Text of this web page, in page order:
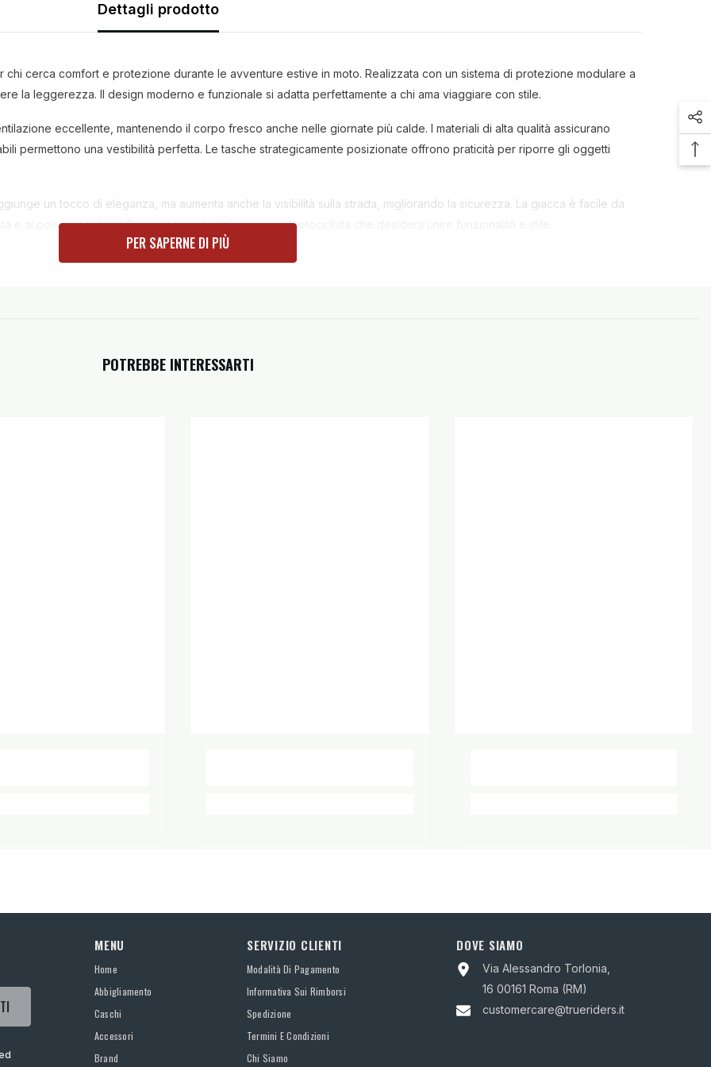
Dettagli prodotto
chi cerca comfort e protezione durante le avventure estive in moto. Realizzata con un sistema di protezione modulare a
la leggerezza. Il design moderno e funzionale si adatta perfettamente a chi ama viaggiare con stile.
eccellente, mantenendo il corpo fresco anche nelle giornate più calde. I materiali di alta qualità assicurano
permettono una vestibilità perfetta. Le tasche strategicamente posizionate offrono praticità per riporre gli oggetti
un tocco di eleganza, ma aumenta anche la visibilità sulla strada, migliorando la sicurezza. La giacca è facile da
e ai polsini regolabili. È un capo essenziale per ogni motociclista che desidera unire funzionalità e stile.
lavaggio per mantenere la giacca in perfette condizioni. La giacca J-FOUR è un investimento intelligente per chi cerca
PER SAPERNE DI PIÙ
POTREBBE INTERESSARTI
MENU
Home
Abbigliamento
Caschi
Accessori
Brand
SERVIZIO CLIENTI
Modalità Di Pagamento
Informativa Sui Rimborsi
Spedizione
Termini E Condizioni
Chi Siamo
DOVE SIAMO
Via Alessandro Torlonia,
16 00161 Roma (RM)
customercare@trueriders.it